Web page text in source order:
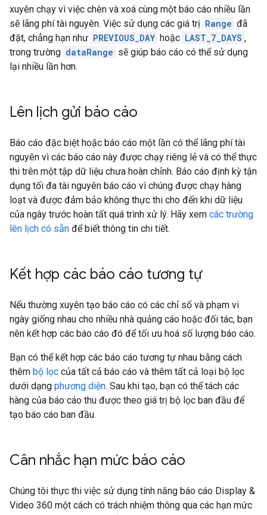
xuyên chạy vì việc chèn và xoá cùng một báo cáo nhiều lần
sẽ lãng phí tài nguyên. Việc sử dụng các giá trị Range đã
đặt, chẳng hạn như PREVIOUS_DAY hoặc LAST_7_DAYS ,
trong trường dataRange sẽ giúp báo cáo có thể sử dụng
lại nhiều lần hơn.
Lên lịch gửi báo cáo
Báo cáo đặc biệt hoặc báo cáo một lần có thể lãng phí tài
nguyên vì các báo cáo này được chạy riêng lẻ và có thể thực
thi trên một tập dữ liệu chưa hoàn chỉnh. Báo cáo định kỳ tận
dụng tối đa tài nguyên báo cáo vì chúng được chạy hàng
loạt và được đảm bảo không thực thi cho đến khi dữ liệu
của ngày trước hoàn tất quá trình xử lý. Hãy xem các trường
lên lịch có sẵn để biết thông tin chi tiết.
Kết hợp các báo cáo tương tự
Nếu thường xuyên tạo báo cáo có các chỉ số và phạm vi
ngày giống nhau cho nhiều nhà quảng cáo hoặc đối tác, bạn
nên kết hợp các báo cáo đó để tối ưu hoá số lượng báo cáo.
Bạn có thể kết hợp các báo cáo tương tự nhau bằng cách
thêm bộ lọc của tất cả báo cáo và thêm tất cả loại bộ lọc
dưới dạng phương diện. Sau khi tạo, bạn có thể tách các
hàng của báo cáo thu được theo giá trị bộ lọc ban đầu để
tạo báo cáo ban đầu.
Cân nhắc hạn mức báo cáo
Chúng tôi thực thi việc sử dụng tính năng báo cáo Display &
Video 360 một cách có trách nhiệm thông qua các hạn mức